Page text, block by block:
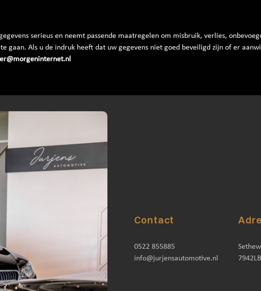
serieus en neemt passende maatregelen om misbruik, verlies,
gaan. Als u de indruk heeft dat uw gegevens niet goed beveiligd zijn of er
Contact
0522 855885
info@jurjensautomotive.nl